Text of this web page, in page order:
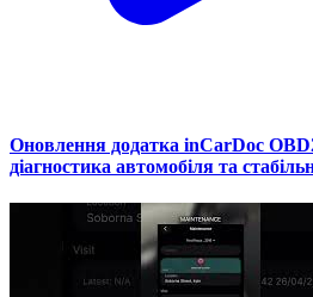
Оновлення додатка inCarDoc
діагностика автомобіля та